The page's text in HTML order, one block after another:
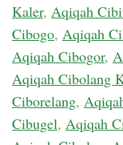
Kaler, Aqiqah
Cibogo, Aqiqah
Aqiqah Cibogor,
Aqiqah Cibolang
Ciborelang,
Cibugel, Aqiqah